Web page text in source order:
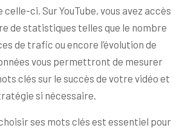
ci. Sur YouTube, vous avez accès
de statistiques telles que le nombre
de trafic ou encore l’évolution de
vous permettront de mesurer
clés sur le succès de votre vidéo et
si nécessaire.
ses mots clés est essentiel pour